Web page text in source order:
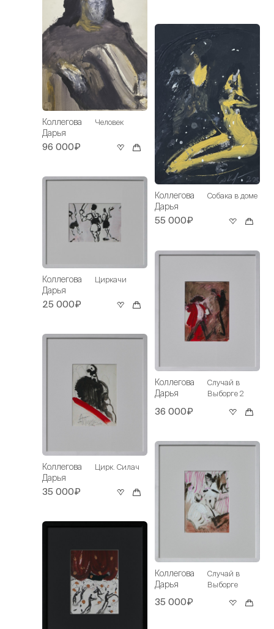
Коллегова
Дарья
Человек
96 000₽
Коллегова
Дарья
Циркачи
25 000₽
Коллегова
Дарья
Цирк. Силач
35 000₽
Коллегова
Дарья
Собака в доме
55 000₽
Коллегова
Дарья
Случай в
Выборге 2
36 000₽
Коллегова
Дарья
Случай в
Выборге
35 000₽